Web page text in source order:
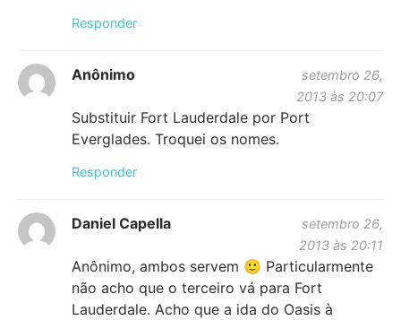
Responder
Anônimo
setembro 26,
2013 às 20:07
Substituir Fort Lauderdale por Port
Everglades. Troquei os nomes.
Responder
Daniel Capella
setembro 26,
2013 às 20:11
Anônimo, ambos servem 🙂 Particularmente
não acho que o terceiro vá para Fort
Lauderdale. Acho que a ida do Oasis à